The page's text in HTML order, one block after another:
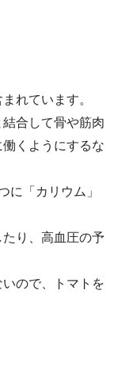
れています。
合して骨や筋肉
くようにするな
に「カリウム」
り、高血圧の予
ので、トマトを